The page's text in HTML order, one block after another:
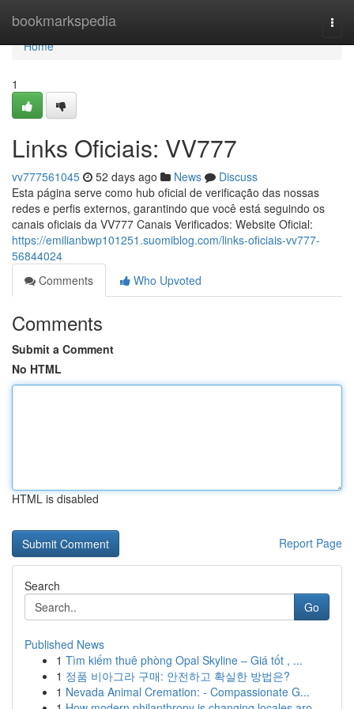
bookmarkspedia
Home
Home
1
Links Oficiais: VV777
vv777561045 52 days ago News
Discuss
Esta página serve como hub oficial de verificação das nossas
redes e perfis externos, garantindo que você está seguindo os
canais oficiais da VV777 Canais Verificados: Website Oficial:
https://emilianbwp101251.suomiblog.com/links-oficiais-vv777-
56844024
Comments
Who Upvoted
Comments
Submit a Comment
No HTML
HTML is disabled
Report Page
Search
Go
Published News
1 Tìm kiếm thuê phòng Opal Skyline – Giá tốt , ...
1 정품 비아그라 구매: 안전하고 확실한 방법은?
1 Nevada Animal Cremation: - Compassionate G...